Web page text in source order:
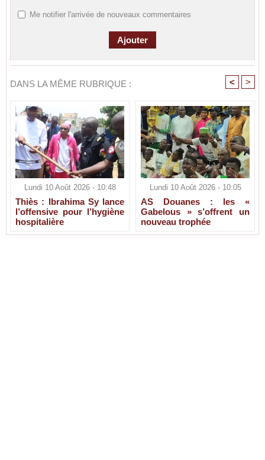
Me notifier l'arrivée de nouveaux commentaires
DANS LA MÊME RUBRIQUE : < >
Lundi 10 Août 2026 - 10:48
Thiès : Ibrahima Sy lance
l’offensive pour l’hygiène
hospitalière
Lundi 10 Août 2026 - 10:05
AS Douanes : les «
Gabelous » s’offrent un
nouveau trophée